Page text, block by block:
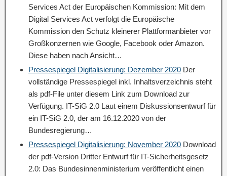
Services Act der Europäischen Kommission: Mit dem
Digital Services Act verfolgt die Europäische
Kommission den Schutz kleinerer Plattformanbieter vor
Großkonzernen wie Google, Facebook oder Amazon.
Diese haben nach Ansicht…
Pressespiegel Digitalisierung: Dezember 2020 Der
vollständige Pressespiegel inkl. Inhaltsverzeichnis steht
als pdf-File unter diesem Link zum Download zur
Verfügung. IT-SiG 2.0 Laut einem Diskussionsentwurf für
ein IT-SiG 2.0, der am 16.12.2020 von der
Bundesregierung…
Pressespiegel Digitalisierung: November 2020 Download
der pdf-Version Dritter Entwurf für IT-Sicherheitsgesetz
2.0: Das Bundesinnenministerium veröffentlicht einen